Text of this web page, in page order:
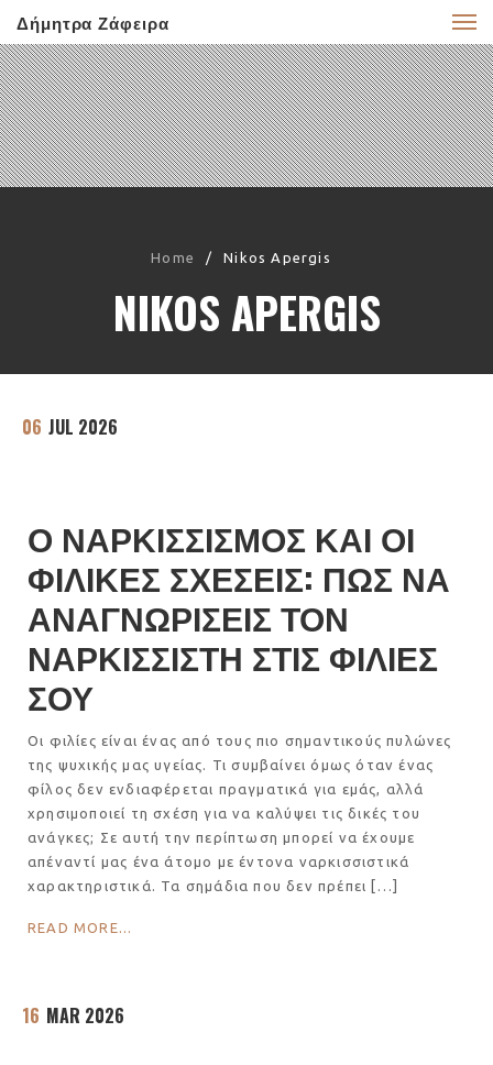
Δήμητρα Ζάφειρα
Home / Nikos Apergis
NIKOS APERGIS
06 JUL 2026
Ο ΝΑΡΚΙΣΣΙΣΜΟΣ ΚΑΙ ΟΙ
ΦΙΛΙΚΕΣ ΣΧΕΣΕΙΣ: ΠΩΣ ΝΑ
ΑΝΑΓΝΩΡΙΣΕΙΣ ΤΟΝ
ΝΑΡΚΙΣΣΙΣΤΗ ΣΤΙΣ ΦΙΛΙΕΣ
ΣΟΥ
Οι φιλίες είναι ένας από τους πιο σημαντικούς πυλώνες
της ψυχικής μας υγείας. Τι συμβαίνει όμως όταν ένας
φίλος δεν ενδιαφέρεται πραγματικά για εμάς, αλλά
χρησιμοποιεί τη σχέση για να καλύψει τις δικές του
ανάγκες; Σε αυτή την περίπτωση μπορεί να έχουμε
απέναντί μας ένα άτομο με έντονα ναρκισσιστικά
χαρακτηριστικά. Τα σημάδια που δεν πρέπει […]
READ MORE...
16 MAR 2026